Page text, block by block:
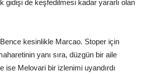
gidişi de keşfedilmesi kadar yararlı olan
Bence kesinlikle Marcao. Stoper için
yanı sıra, düzgün bir aile
ise Melovari bir izlenimi uyandırdı